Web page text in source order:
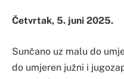
Četvrtak, 5. juni 2025.
Sunčano uz malu do
do umjeren južni i